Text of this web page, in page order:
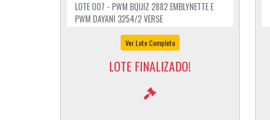
LOTE 007 - PWM BQUIZ 2882 EMBLYNETTE E
PWM DAYANI 3254/2 VERSE
Ver Lote Completo
LOTE FINALIZADO!